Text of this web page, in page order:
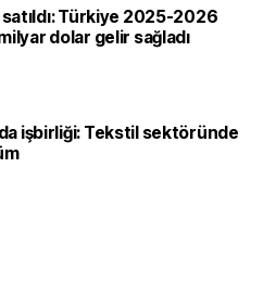
Türkiye 2025-2026
dolar gelir sağladı
işbirliği: Tekstil sektöründe